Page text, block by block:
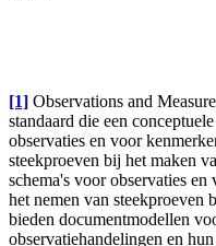
[1] Observations and
standaard die een
observaties en voor
steekproeven bij het maken
schema's voor observaties
het nemen van steekproeven
bieden documentmodellen
observatiehandelingen en